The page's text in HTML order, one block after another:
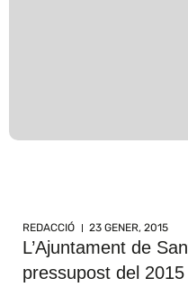
REDACCIÓ 23 GENER, 2015
L’Ajuntament de
pressupost del